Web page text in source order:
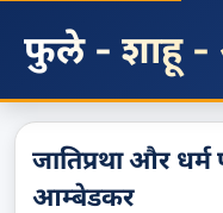
फुले - शाहू
जातिप्रथा और धर्म
आम्बेडकर